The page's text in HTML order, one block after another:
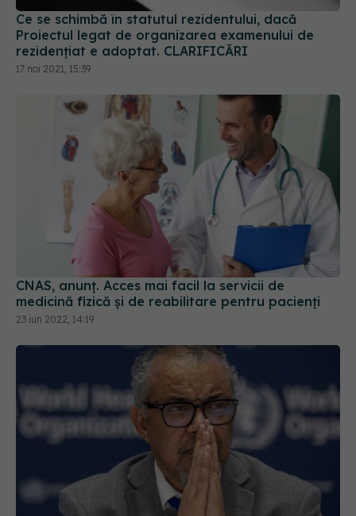
Ce se schimbă în statutul rezidentului, dacă
Proiectul legat de organizarea examenului de
rezidențiat e adoptat. CLARIFICĂRI
17 noi 2021, 15:39
CNAS, anunț. Acces mai facil la servicii de
medicină fizică și de reabilitare pentru pacienți
23 iun 2022, 14:19